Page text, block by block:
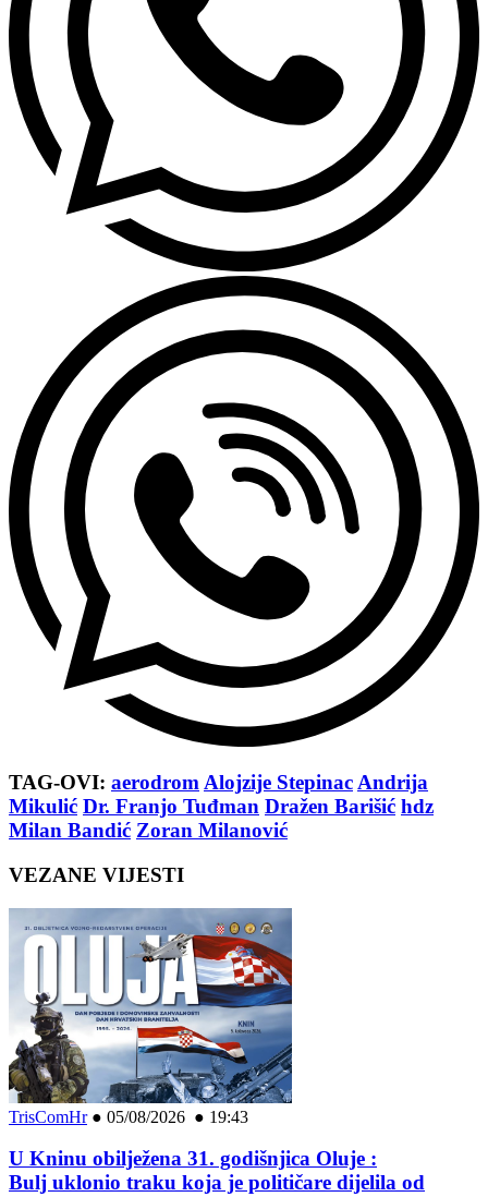
TAG-OVI: aerodromAlojzije StepinacAndrija
Mikulić Dr. Franjo Tuđman Dražen Barišić hdz
Milan Bandić Zoran Milanović
VEZANE VIJESTI
TrisComHr● 05/08/2026 ● 19:43
U Kninu obilježena 31. godišnjica Oluje :
Bulj uklonio traku koja je političare dijelila od